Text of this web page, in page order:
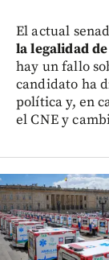
El actual
la legalidad
hay un fallo
candidato ha
política y, en
el CNE y